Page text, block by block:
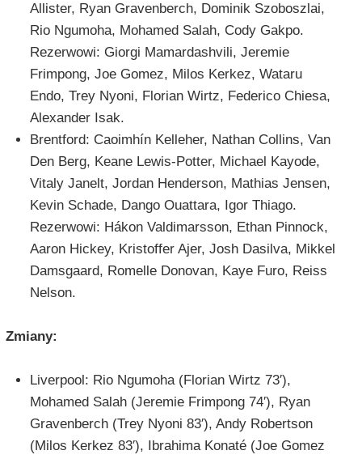
Allister, Ryan Gravenberch, Dominik Szoboszlai,
Rio Ngumoha, Mohamed Salah, Cody Gakpo.
Rezerwowi: Giorgi Mamardashvili, Jeremie
Frimpong, Joe Gomez, Milos Kerkez, Wataru
Endo, Trey Nyoni, Florian Wirtz, Federico Chiesa,
Alexander Isak.
Brentford: Caoimhín Kelleher, Nathan Collins, Van
Den Berg, Keane Lewis-Potter, Michael Kayode,
Vitaly Janelt, Jordan Henderson, Mathias Jensen,
Kevin Schade, Dango Ouattara, Igor Thiago.
Rezerwowi: Hákon Valdimarsson, Ethan Pinnock,
Aaron Hickey, Kristoffer Ajer, Josh Dasilva, Mikkel
Damsgaard, Romelle Donovan, Kaye Furo, Reiss
Nelson.
Zmiany:
Liverpool: Rio Ngumoha (Florian Wirtz 73′),
Mohamed Salah (Jeremie Frimpong 74′), Ryan
Gravenberch (Trey Nyoni 83′), Andy Robertson
(Milos Kerkez 83′), Ibrahima Konaté (Joe Gomez